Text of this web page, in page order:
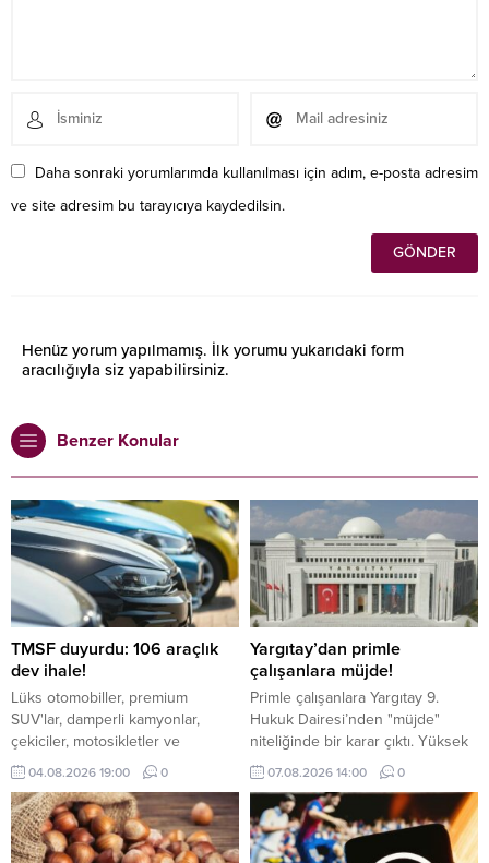
Daha sonraki yorumlarımda kullanılması için adım, e-posta adresim
ve site adresim bu tarayıcıya kaydedilsin.
Henüz yorum yapılmamış. İlk yorumu yukarıdaki form
aracılığıyla siz yapabilirsiniz.
Benzer Konular
TMSF duyurdu: 106 araçlık
dev ihale!
Lüks otomobiller, premium
SUV'lar, damperli kamyonlar,
çekiciler, motosikletler ve
ekonomik binek araçlar ihalede
alıcılarını bekliyor. İşte detaylar...
04.08.2026 19:00 0
Yargıtay’dan primle
çalışanlara müjde!
Primle çalışanlara Yargıtay 9.
Hukuk Dairesi’nden "müjde"
niteliğinde bir karar çıktı. Yüksek
Mahkeme; hedefe bağlı ve tutarı
değişken satış primlerinin kıdem
tazminatına esas giydirilmiş
ücrete eklenmesi gerektiğine
hükmetti.
07.08.2026 14:00 0